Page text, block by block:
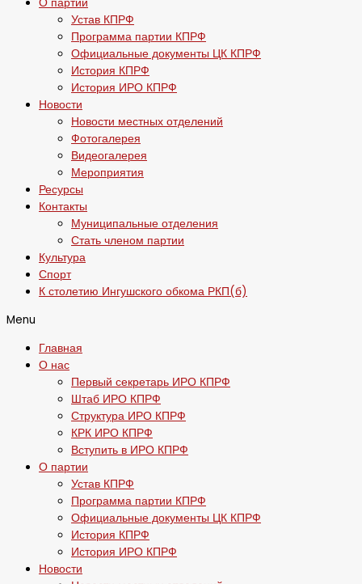
О партии
Устав КПРФ
Программа партии КПРФ
Официальные документы ЦК КПРФ
История КПРФ
История ИРО КПРФ
Новости
Новости местных отделений
Фотогалерея
Видеогалерея
Мероприятия
Ресурсы
Контакты
Муниципальные отделения
Стать членом партии
Культура
Спорт
К столетию Ингушского обкома РКП(б)
Menu
Главная
О нас
Первый секретарь ИРО КПРФ
Штаб ИРО КПРФ
Структура ИРО КПРФ
КРК ИРО КПРФ
Вступить в ИРО КПРФ
О партии
Устав КПРФ
Программа партии КПРФ
Официальные документы ЦК КПРФ
История КПРФ
История ИРО КПРФ
Новости